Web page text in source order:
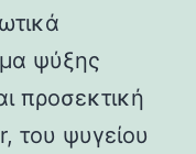
ψύξης
προσεκτική
του ψυγείου